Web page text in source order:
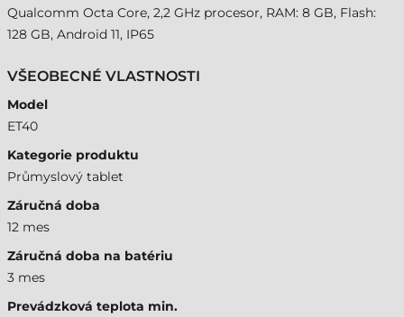
Qualcomm Octa Core, 2,2 GHz procesor, RAM: 8 GB, Flash:
128 GB, Android 11, IP65
VŠEOBECNÉ VLASTNOSTI
Model
ET40
Kategorie produktu
Průmyslový tablet
Záručná doba
12 mes
Záručná doba na batériu
3 mes
Prevádzková teplota min.